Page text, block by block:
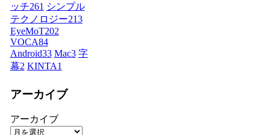
ッチ261 シンプル
テクノロジー213
EyeMoT202
VOCA84
Android33 Mac3 字
幕2 KINTA1
アーカイブ
アーカイブ